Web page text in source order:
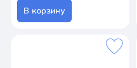
В корзину